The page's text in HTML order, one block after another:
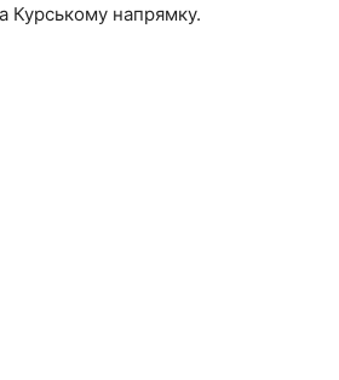
Курському напрямку.